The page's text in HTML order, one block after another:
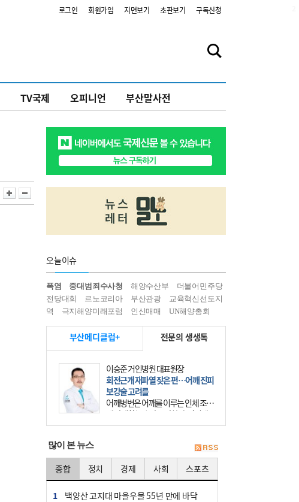
로그인 회원가입 지면보기 초판보기 구독신청
TV국제 오피니언 부산말사전
오늘이슈
폭염 중대범죄수사청 해양수산부
더불어민주당
전당대회
르노코리아 부산관광
교육혁신선도지
역
극지해양미래포럼 인신매매 UN해양총회
부산메디클럽+ 전문의 생생톡
윤경석 한국한의원 대표원장
암 치유, 몸·마음 균형 회복부터 시작
을
요즘 ‘암 조기 발견’에 대한 관심이 커
진다. 하지만 그 이면에는 놓치기 쉬
운 함정이 하나 있다. 바로 성급한 치
많이 본 뉴스
종합 정치 경제 사회 스포츠
1
백양산 고지대 마을우물 55년 만에 바닥